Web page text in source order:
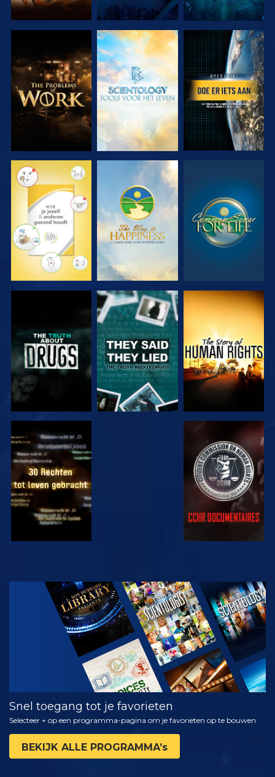
VERKEN DE
SERIE
VERKEN DE
SERIE
KIJK
KIJK KIJK KIJK
KIJK KIJK
KIJK KIJK
KIJK
VERKEN DE
SERIE
Snel toegang tot je favorieten
Selecteer + op een programma-pagina om je favorieten op te bouwen
BEKIJK ALLE PROGRAMMA’s